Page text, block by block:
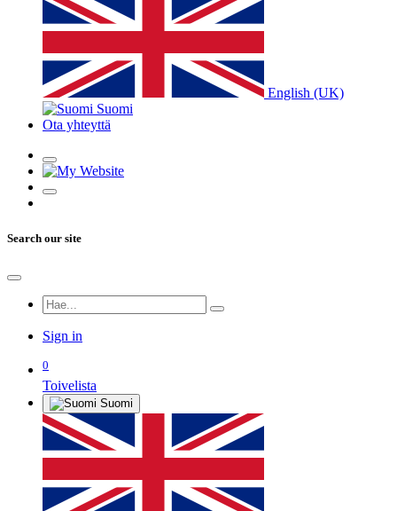
English (UK)
Suomi
Ota yhteyttä
Search our site
Sign in
0
Toivelista
Suomi